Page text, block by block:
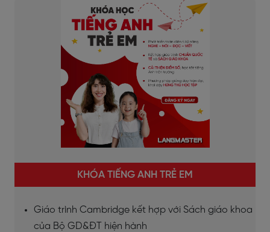
KHÓA TIẾNG ANH TRẺ EM
Giáo trình Cambridge kết hợp với Sách giáo khoa
của Bộ GD&ĐT hiện hành